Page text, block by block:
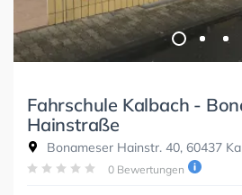
Fahrschule Kalbach -
Hainstraße
Bonameser Hainstr. 40, 60437
0 Bewertungen